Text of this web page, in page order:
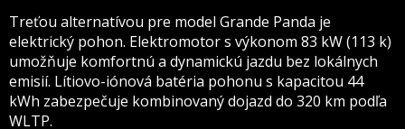
Treťou alternatívou pre model Grande Panda je
elektrický pohon. Elektromotor s výkonom 83 kW (113 k)
umožňuje komfortnú a dynamickú jazdu bez lokálnych
emisií. Lítiovo-iónová batéria pohonu s kapacitou 44
kWh zabezpečuje kombinovaný dojazd do 320 km podľa
WLTP.